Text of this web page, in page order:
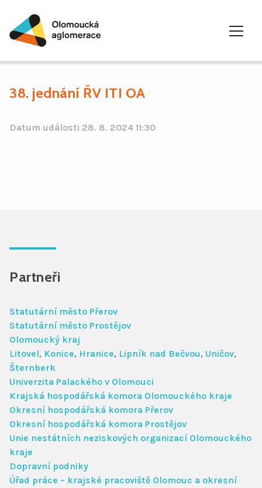
Skip
Podporovatelná opatření
Územní integrovaná řešení
Operační programy
Partneři
Mezinárodní spolupráce
Zápisy z jednání
38. jednání ŘV ITI OA
Datum události 28. 8. 2024 11:30
Partneři
Statutární město Přerov
Statutární město Prostějov
Olomoucký kraj
Litovel, Konice, Hranice, Lipník nad Bečvou, Uničov,
Šternberk
Univerzita Palackého v Olomouci
Krajská hospodářská komora Olomouckého kraje
Okresní hospodářská komora Přerov
Okresní hospodářská komora Prostějov
Unie nestátních neziskových organizací Olomouckého
kraje
Dopravní podniky
Úřad práce – krajské pracoviště Olomouc a okresní